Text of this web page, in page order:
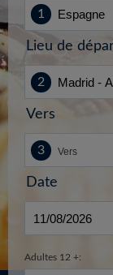
Lieu de
Vers
Date
Adultes 12 +: